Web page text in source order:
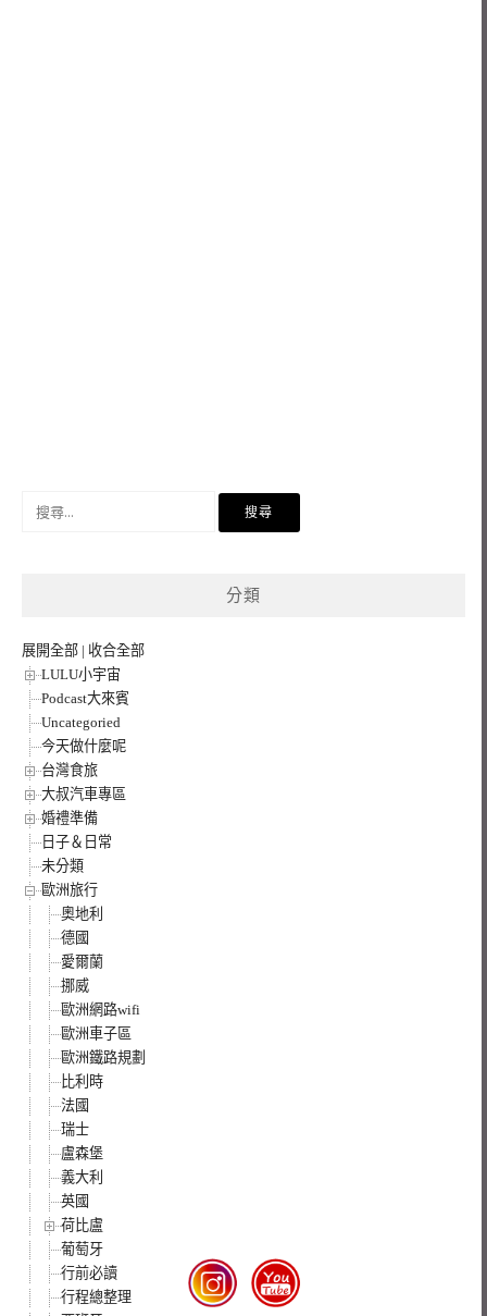
分類
展開全部 | 收合全部
LULU小宇宙
Podcast大來賓
Uncategoried
今天做什麼呢
台灣食旅
大叔汽車專區
婚禮準備
日子＆日常
未分類
歐洲旅行
奧地利
德國
愛爾蘭
挪威
歐洲網路wifi
歐洲車子區
歐洲鐵路規劃
比利時
法國
瑞士
盧森堡
義大利
英國
荷比盧
葡萄牙
行前必讀
行程總整理